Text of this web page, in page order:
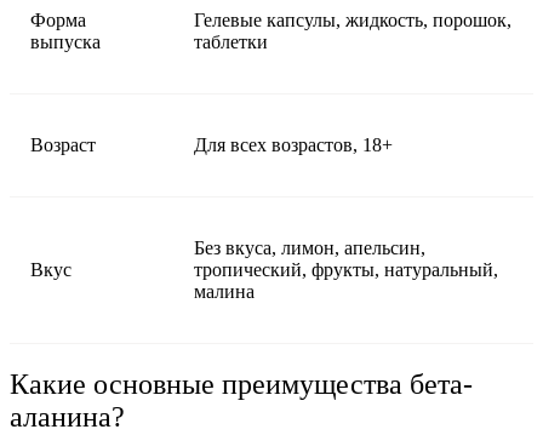
Форма
выпуска
Гелевые капсулы, жидкость, порошок,
таблетки
Возраст Для всех возрастов, 18+
Вкус
Без вкуса, лимон, апельсин,
тропический, фрукты, натуральный,
малина
Какие основные преимущества бета-
аланина?